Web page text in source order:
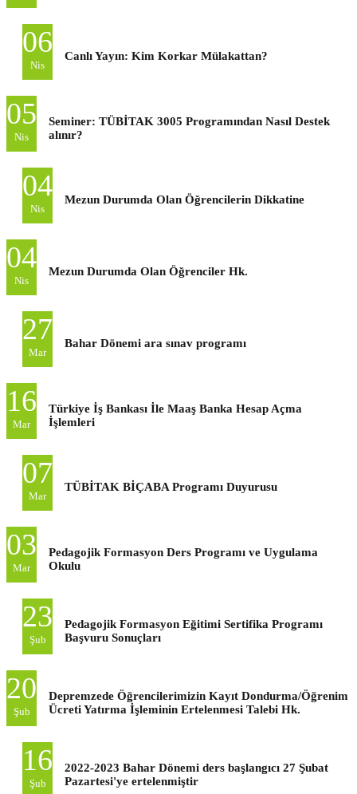
06
Nis
Canlı Yayın: Kim Korkar Mülakattan?
05
Nis
Seminer: TÜBİTAK 3005 Programından Nasıl Destek
alınır?
04
Nis
Mezun Durumda Olan Öğrencilerin Dikkatine
04
Nis
Mezun Durumda Olan Öğrenciler Hk.
27
Mar
Bahar Dönemi ara sınav programı
16
Mar
Türkiye İş Bankası İle Maaş Banka Hesap Açma
İşlemleri
07
Mar
TÜBİTAK BİÇABA Programı Duyurusu
03
Mar
Pedagojik Formasyon Ders Programı ve Uygulama
Okulu
23
Şub
Pedagojik Formasyon Eğitimi Sertifika Programı
Başvuru Sonuçları
20
Şub
Depremzede Öğrencilerimizin Kayıt Dondurma/Öğrenim
Ücreti Yatırma İşleminin Ertelenmesi Talebi Hk.
16
Şub
2022-2023 Bahar Dönemi ders başlangıcı 27 Şubat
Pazartesi'ye ertelenmiştir